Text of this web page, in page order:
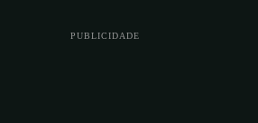
PUBLICIDADE